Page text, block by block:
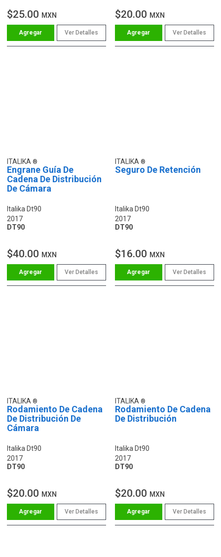
$25.00 MXN
Ver Detalles
$20.00 MXN
Ver Detalles
ITALIKA
Engrane Guía De
Cadena De Distribución
De Cámara
Italika Dt90
2017
DT90
$40.00 MXN
Ver Detalles
ITALIKA
Seguro De Retención
Italika Dt90
2017
DT90
$16.00 MXN
Ver Detalles
ITALIKA
Rodamiento De Cadena
De Distribución De
Cámara
Italika Dt90
2017
DT90
$20.00 MXN
Ver Detalles
ITALIKA
Rodamiento De Cadena
De Distribución
Italika Dt90
2017
DT90
$20.00 MXN
Ver Detalles